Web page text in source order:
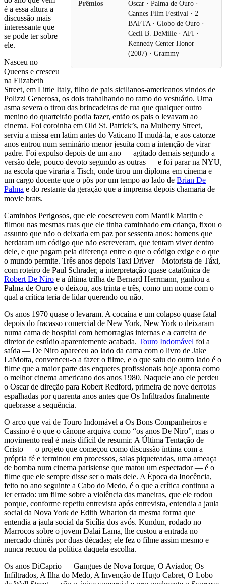
Prêmios
Oscar · Palma de Ouro ·
Cannes Film Festival · 2
BAFTA · Globo de Ouro ·
Cecil B. DeMille · AFI ·
Kennedy Center Honor
(2007) · Grammy
é a essa altura a
discussão mais
interessante que
se pode ter sobre
ele.
Nasceu no
Queens e cresceu
na Elizabeth
Street, em Little Italy, filho de pais sicilianos-americanos vindos de
Polizzi Generosa, os dois trabalhando no ramo do vestuário. Uma
asma severa o tirou das brincadeiras de rua que qualquer outro
menino do quarteirão podia fazer, então os pais o levavam ao
cinema. Foi coroinha em Old St. Patrick’s, na Mulberry Street,
serviu a missa em latim antes do Vaticano II mudá-la, e aos catorze
anos entrou num seminário menor jesuíta com a intenção de virar
padre. Foi expulso depois de um ano — agitado demais segundo a
versão dele, pouco devoto segundo as outras — e foi parar na NYU,
na escola que viraria a Tisch, onde tirou um diploma em cinema e
um cargo docente que o pôs por um tempo ao lado de Brian De
Palma e do restante da geração que a imprensa depois chamaria de
movie brats.
Caminhos Perigosos, que ele coescreveu com Mardik Martin e
filmou nas mesmas ruas que ele tinha caminhado em criança, fixou o
assunto que não o deixaria em paz por sessenta anos: homens que
herdaram um código que não escreveram, que tentam viver dentro
dele, e que pagam pela diferença entre o que o código exige e o que
o mundo permite. Três anos depois Taxi Driver – Motorista de Táxi,
com roteiro de Paul Schrader, a interpretação quase catatônica de
Robert De Niro e a última trilha de Bernard Herrmann, ganhou a
Palma de Ouro e o deixou, aos trinta e três, como um nome com o
qual a crítica teria de lidar querendo ou não.
Os anos 1970 quase o levaram. A cocaína e um colapso quase fatal
depois do fracasso comercial de New York, New York o deixaram
numa cama de hospital com hemorragias internas e a carreira de
diretor de estúdio aparentemente acabada. Touro Indomável foi a
saída — De Niro apareceu ao lado da cama com o livro de Jake
LaMotta, convenceu-o a fazer o filme, e o que saiu do outro lado é o
filme que a maior parte das enquetes profissionais hoje aponta como
o melhor cinema americano dos anos 1980. Naquele ano ele perdeu
o Oscar de direção para Robert Redford, primeira de nove derrotas
espalhadas por quarenta anos antes que Os Infiltrados finalmente
quebrasse a sequência.
O arco que vai de Touro Indomável a Os Bons Companheiros e
Cassino é o que o cânone arquiva como “os anos De Niro”, mas o
movimento real é mais difícil de resumir. A Última Tentação de
Cristo — o projeto que começou como discussão íntima com a
própria fé e terminou em processos, salas piqueteadas, uma ameaça
de bomba num cinema parisiense que matou um espectador — é o
filme que ele sempre disse ser o mais dele. A Época da Inocência,
feito no ano seguinte a Cabo do Medo, é o que a crítica continua a
ler errado: um filme sobre a violência das maneiras, que ele rodou
porque, conforme repetiu entrevista após entrevista, entendia a jaula
social da Nova York de Edith Wharton da mesma forma que
entendia a jaula social da Sicília dos avós. Kundun, rodado no
Marrocos sobre o jovem Dalai Lama, lhe custou a entrada no
mercado chinês por duas décadas; ele fez o filme assim mesmo e
nunca recuou da política daquela escolha.
Os anos DiCaprio — Gangues de Nova Iorque, O Aviador, Os
Infiltrados, A Ilha do Medo, A Invenção de Hugo Cabret, O Lobo